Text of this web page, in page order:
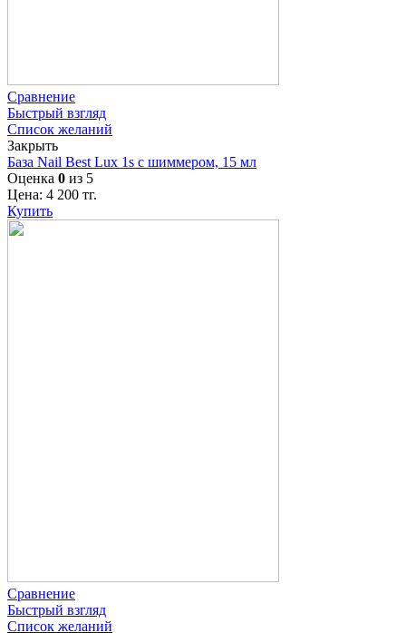
Сравнение
Быстрый взгляд
Список желаний
Закрыть
База Nail Best Lux 1s с шиммером, 15 мл
Оценка 0 из 5
Цена: 4 200 тг.
Купить
Сравнение
Быстрый взгляд
Список желаний